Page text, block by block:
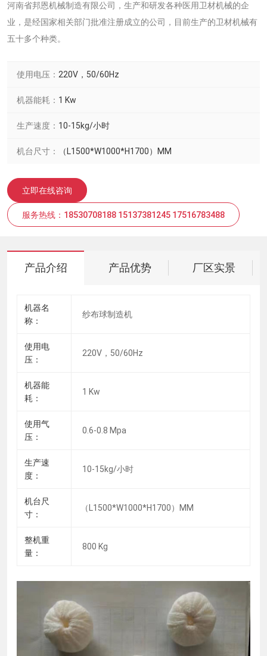
河南省邦恩机械制造有限公司，生产和研发各种医用卫材机械的企
业，是经国家相关部门批准注册成立的公司，目前生产的卫材机械有
五十多个种类。
使用电压： 220V，50/60Hz
机器能耗： 1 Kw
生产速度： 10-15kg/小时
机台尺寸： （L1500*W1000*H1700）MM
立即在线咨询
服务热线：18530708188 15137381245 17516783488
产品介绍 产品优势 厂区实景
机器名
称：
纱布球制造机
使用电
压：
220V，50/60Hz
机器能
耗：
1 Kw
使用气
压：
0.6-0.8 Mpa
生产速
度：
10-15kg/小时
机台尺
寸：
（L1500*W1000*H1700）MM
整机重
量：
800 Kg